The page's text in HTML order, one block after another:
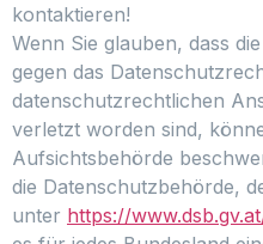
kontaktieren!
Wenn Sie glauben, dass
gegen das
datenschutzrechtlichen
verletzt worden sind,
Aufsichtsbehörde
die Datenschutzbehörde,
unter https://